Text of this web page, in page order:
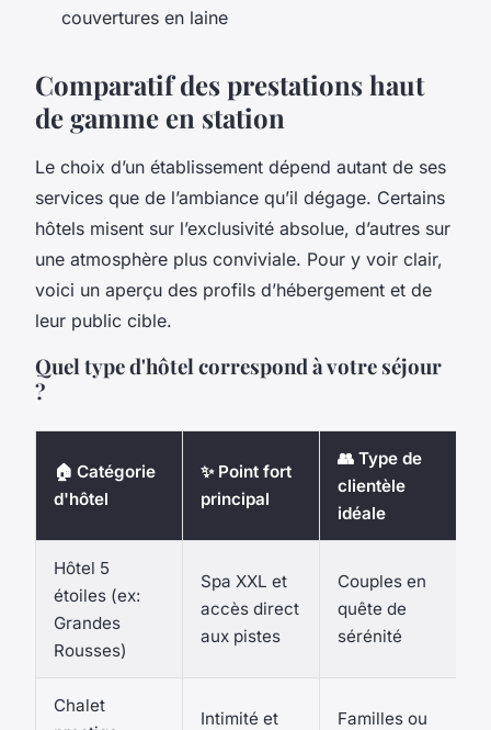
couvertures en laine
Comparatif des prestations haut
de gamme en station
Le choix d’un établissement dépend autant de ses
services que de l’ambiance qu’il dégage. Certains
hôtels misent sur l’exclusivité absolue, d’autres sur
une atmosphère plus conviviale. Pour y voir clair,
voici un aperçu des profils d’hébergement et de
leur public cible.
Quel type d'hôtel correspond à votre séjour
?
🏠 Catégorie
d'hôtel
✨ Point fort
principal
👥 Type de
clientèle
idéale
Hôtel 5
étoiles (ex:
Grandes
Rousses)
Spa XXL et
accès direct
aux pistes
Couples en
quête de
sérénité
Chalet
Intimité et
Familles ou